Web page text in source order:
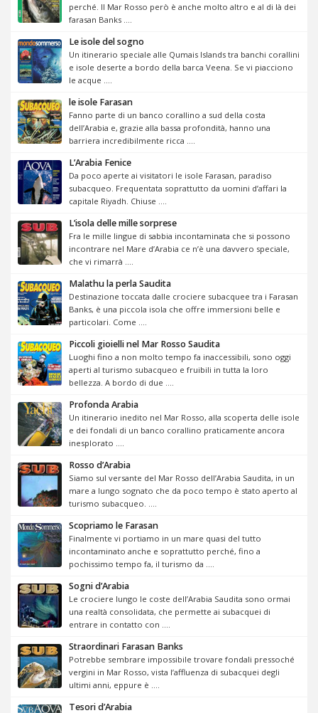
perché. Il Mar Rosso però è anche molto altro e al di là dei
farasan Banks ....
Le isole del sogno
Un itinerario speciale alle Qumais Islands tra banchi corallini
e isole deserte a bordo della barca Veena. Se vi piacciono
le acque ....
le isole Farasan
Fanno parte di un banco corallino a sud della costa
dell’Arabia e, grazie alla bassa profondità, hanno una
barriera incredibilmente ricca ....
L’Arabia Fenice
Da poco aperte ai visitatori le isole Farasan, paradiso
subacqueo. Frequentata soprattutto da uomini d’affari la
capitale Riyadh. Chiuse ....
L’isola delle mille sorprese
Fra le mille lingue di sabbia incontaminata che si possono
incontrare nel Mare d’Arabia ce n’è una davvero speciale,
che vi rimarrà ....
Malathu la perla Saudita
Destinazione toccata dalle crociere subacquee tra i Farasan
Banks, è una piccola isola che offre immersioni belle e
particolari. Come ....
Piccoli gioielli nel Mar Rosso Saudita
Luoghi fino a non molto tempo fa inaccessibili, sono oggi
aperti al turismo subacqueo e fruibili in tutta la loro
bellezza. A bordo di due ....
Profonda Arabia
Un itinerario inedito nel Mar Rosso, alla scoperta delle isole
e dei fondali di un banco corallino praticamente ancora
inesplorato ....
Rosso d’Arabia
Siamo sul versante del Mar Rosso dell’Arabia Saudita, in un
mare a lungo sognato che da poco tempo è stato aperto al
turismo subacqueo. ....
Scopriamo le Farasan
Finalmente vi portiamo in un mare quasi del tutto
incontaminato anche e soprattutto perché, fino a
pochissimo tempo fa, il turismo da ....
Sogni d’Arabia
Le crociere lungo le coste dell’Arabia Saudita sono ormai
una realtà consolidata, che permette ai subacquei di
entrare in contatto con ....
Straordinari Farasan Banks
Potrebbe sembrare impossibile trovare fondali pressoché
vergini in Mar Rosso, vista l’affluenza di subacquei degli
ultimi anni, eppure è ....
Tesori d’Arabia